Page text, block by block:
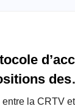
des
des
la CRTV